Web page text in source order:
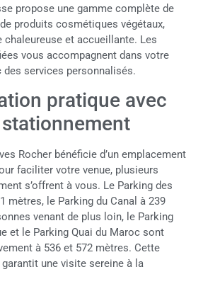
propose une gamme complète de
produits cosmétiques végétaux,
chaleureuse et accueillante. Les
vous accompagnent dans votre
des services personnalisés.
pratique avec
Rocher bénéficie d’un emplacement
faciliter votre venue, plusieurs
s’offrent à vous. Le Parking des
mètres, le Parking du Canal à 239
venant de plus loin, le Parking
et le Parking Quai du Maroc sont
à 536 et 572 mètres. Cette
une visite sereine à la